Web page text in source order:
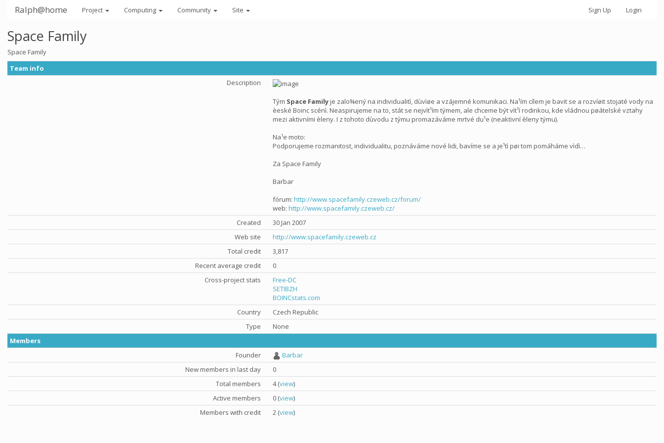
Ralph@home Project Computing Community Site Sign Up Login
Space Family
Space Family
Team info
Description
Tým Space Familyje zalo¾ený na individualitì, dùvìøe a vzájemné komunikaci. Na¹ím cílem je bavit se a rozvíøit stojaté vody na
èeské Boinc scénì. Neaspirujeme na to, stát se nejvìt¹ím týmem, ale chceme být vìt¹í rodinkou, kde vládnou pøátelské vztahy
mezi aktivními èleny. I z tohoto dùvodu z týmu promazáváme mrtvé du¹e (neaktivní èleny týmu).
Na¹e moto:
Podporujeme rozmanitost, individualitu, poznáváme nové lidi, bavíme se a je¹tì pøi tom pomáháme vìdì…
Za Space Family
Barbar
fórum: http://www.spacefamily.czeweb.cz/forum/
web: http://www.spacefamily.czeweb.cz/
Created
30 Jan 2007
Web site
http://www.spacefamily.czeweb.cz
Total credit
3,817
Recent average credit
0
Cross-project stats
Free-DC
SETIBZH
BOINCstats.com
Country
Czech Republic
Type
None
Members
Founder
Barbar
New members in last day
0
Total members
4 (view)
Active members
0 (view)
Members with credit
2 (view)